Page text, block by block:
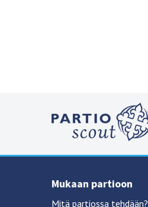
Mukaan partioon
Mitä partiossa tehdään?